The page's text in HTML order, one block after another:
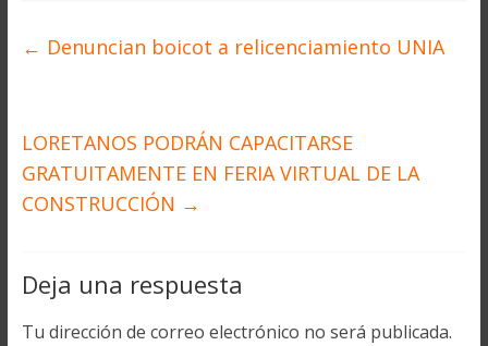
← Denuncian boicot a relicenciamiento UNIA
LORETANOS PODRÁN CAPACITARSE
GRATUITAMENTE EN FERIA VIRTUAL DE LA
CONSTRUCCIÓN →
Deja una respuesta
Tu dirección de correo electrónico no será publicada.